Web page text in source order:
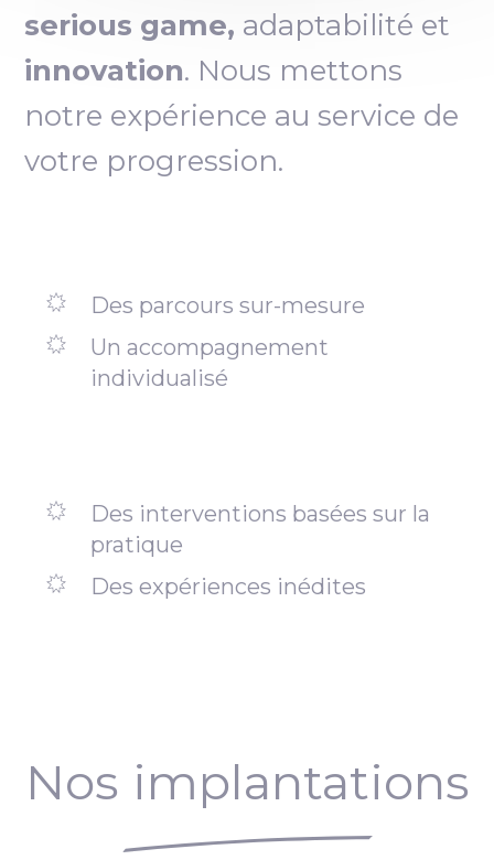
serious game, adaptabilité et
innovation. Nous mettons
notre expérience au service de
votre progression.
Des parcours sur-mesure
Un accompagnement
individualisé
Des interventions basées sur la
pratique
Des expériences inédites
Nos implantations